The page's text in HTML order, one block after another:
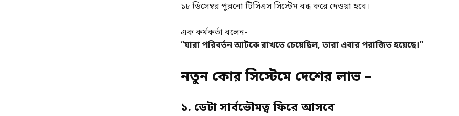
১৮ ডিসেম্বর পুরনো টিসিএস সিস্টেম বন্ধ করে দেওয়া হবে।
এক কর্মকর্তা বলেন-
“যারা পরিবর্তন আটকে রাখতে চেয়েছিল, তারা এবার পরাজিত হয়েছে।”
নতুন কোর সিস্টেমে দেশের লাভ –
১. ডেটা সার্বভৌমত্ব ফিরে আসবে